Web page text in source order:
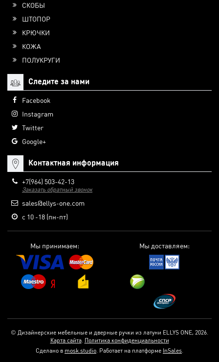
СКОБЫ
ШТОПОР
КРЮЧКИ
КОЖА
ПОЛУКРУГИ
Следите за нами
Facebook
Instagram
Twitter
Google+
Контактная информация
+7(964) 503-42-13
Заказать обратный звонок
sales@ellys-one.com
с 10 -18 (пн-пт)
Мы принимаем: Мы доставляем:
© Дизайнерские мебельные и дверные ручки из латуни ELLYS ONE, 2026.
Карта сайта. Политика конфиденциальности
Сделано в mosk.studio. Работает на платформе InSales.